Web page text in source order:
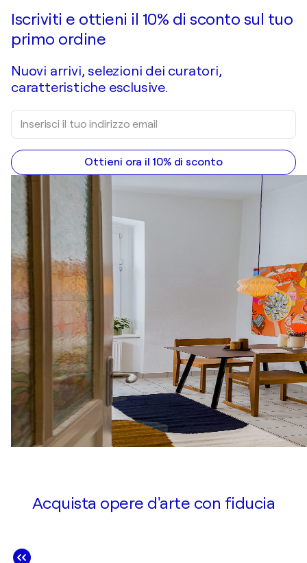
Iscriviti e ottieni il 10% di sconto sul tuo
primo ordine
Nuovi arrivi, selezioni dei curatori,
caratteristiche esclusive.
Ottieni ora il 10% di sconto
Acquista opere d'arte con fiducia